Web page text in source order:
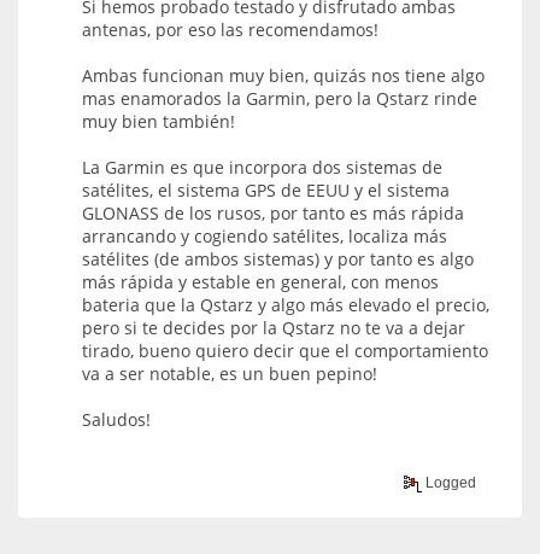
Si hemos probado testado y disfrutado ambas
antenas, por eso las recomendamos!
Ambas funcionan muy bien, quizás nos tiene algo
mas enamorados la Garmin, pero la Qstarz rinde
muy bien también!
La Garmin es que incorpora dos sistemas de
satélites, el sistema GPS de EEUU y el sistema
GLONASS de los rusos, por tanto es más rápida
arrancando y cogiendo satélites, localiza más
satélites (de ambos sistemas) y por tanto es algo
más rápida y estable en general, con menos
bateria que la Qstarz y algo más elevado el precio,
pero si te decides por la Qstarz no te va a dejar
tirado, bueno quiero decir que el comportamiento
va a ser notable, es un buen pepino!
Saludos!
Logged